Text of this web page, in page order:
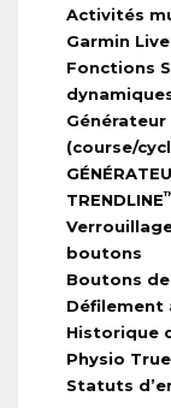
Activités
Garmin
Fonctions
(course/
TRENDLINE
boutons
Boutons
Historique
Physio
Statuts